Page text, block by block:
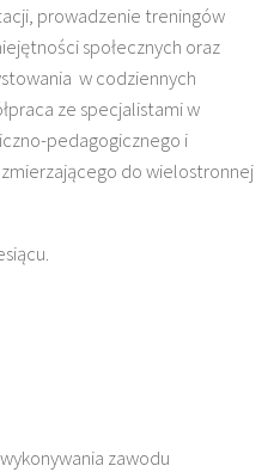
prowadzenie treningów
społecznych oraz
w codziennych
ze specjalistami w
pedagogicznego i
do wielostronnej
zawodu